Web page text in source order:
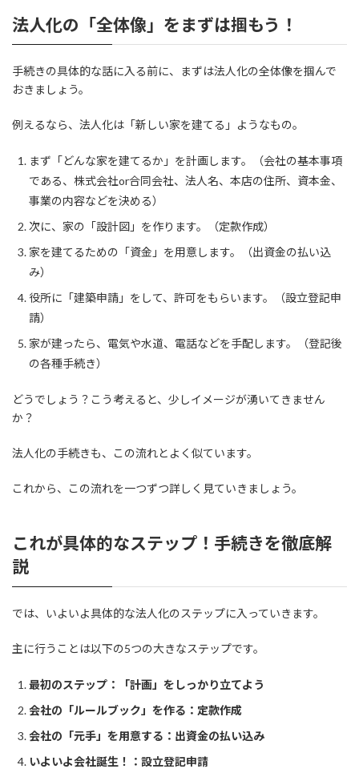
法人化の「全体像」をまずは掴もう！
手続きの具体的な話に入る前に、まずは法人化の全体像を掴んで
おきましょう。
例えるなら、法人化は「新しい家を建てる」ようなもの。
まず「どんな家を建てるか」を計画します。（会社の基本事項
である、株式会社or合同会社、法人名、本店の住所、資本金、
事業の内容などを決める）
次に、家の「設計図」を作ります。（定款作成）
家を建てるための「資金」を用意します。（出資金の払い込
み）
役所に「建築申請」をして、許可をもらいます。（設立登記申
請）
家が建ったら、電気や水道、電話などを手配します。（登記後
の各種手続き）
どうでしょう？こう考えると、少しイメージが湧いてきません
か？
法人化の手続きも、この流れとよく似ています。
これから、この流れを一つずつ詳しく見ていきましょう。
これが具体的なステップ！手続きを徹底解
説
では、いよいよ具体的な法人化のステップに入っていきます。
主に行うことは以下の5つの大きなステップです。
最初のステップ：「計画」をしっかり立てよう
会社の「ルールブック」を作る：定款作成
会社の「元手」を用意する：出資金の払い込み
いよいよ会社誕生！：設立登記申請